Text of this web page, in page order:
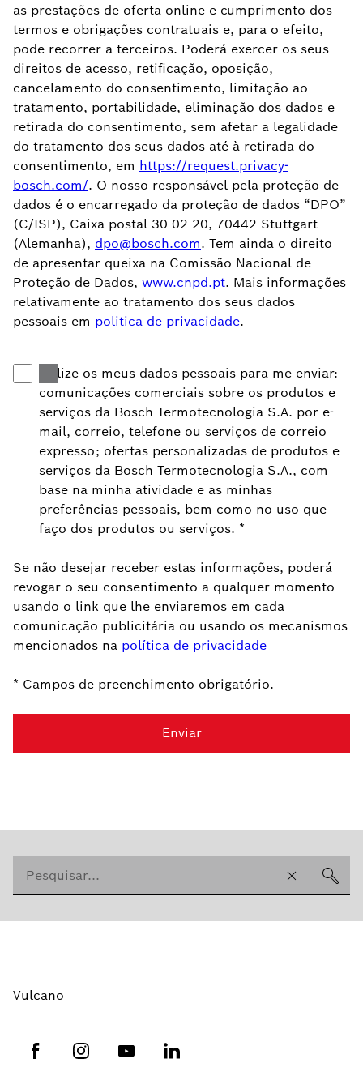
as prestações de oferta online e cumprimento dos
termos e obrigações contratuais e, para o efeito,
pode recorrer a terceiros. Poderá exercer os seus
direitos de acesso, retificação, oposição,
cancelamento do consentimento, limitação ao
tratamento, portabilidade, eliminação dos dados e
retirada do consentimento, sem afetar a legalidade
do tratamento dos seus dados até à retirada do
consentimento, em https://request.privacy-
bosch.com/. O nosso responsável pela proteção de
dados é o encarregado da proteção de dados “DPO”
(C/ISP), Caixa postal 30 02 20, 70442 Stuttgart
(Alemanha), dpo@bosch.com. Tem ainda o direito
de apresentar queixa na Comissão Nacional de
Proteção de Dados, www.cnpd.pt. Mais informações
relativamente ao tratamento dos seus dados
pessoais em politica de privacidade.
Utilize os meus dados pessoais para me enviar:
comunicações comerciais sobre os produtos e
serviços da Bosch Termotecnologia S.A. por e-
mail, correio, telefone ou serviços de correio
expresso; ofertas personalizadas de produtos e
serviços da Bosch Termotecnologia S.A., com
base na minha atividade e as minhas
preferências pessoais, bem como no uso que
faço dos produtos ou serviços. *
Se não desejar receber estas informações, poderá
revogar o seu consentimento a qualquer momento
usando o link que lhe enviaremos em cada
comunicação publicitária ou usando os mecanismos
mencionados na política de privacidade
* Campos de preenchimento obrigatório.
Enviar
Vulcano